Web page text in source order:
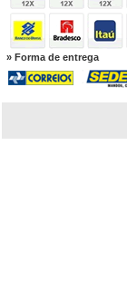
» Forma de entrega